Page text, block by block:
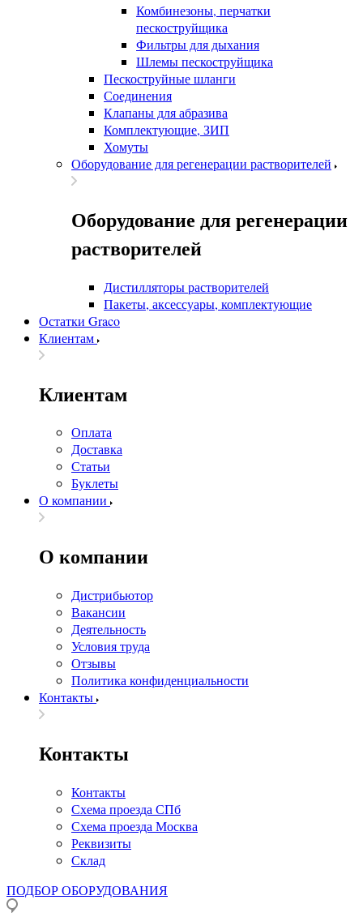
Комбинезоны, перчатки
пескоструйщика
Фильтры для дыхания
Шлемы пескоструйщика
Пескоструйные шланги
Соединения
Клапаны для абразива
Комплектующие, ЗИП
Хомуты
Оборудование для регенерации растворителей
Оборудование для регенерации
растворителей
Дистилляторы растворителей
Пакеты, аксессуары, комплектующие
Остатки Graco
Клиентам
Клиентам
Оплата
Доставка
Статьи
Буклеты
О компании
О компании
Дистрибьютор
Вакансии
Деятельность
Условия труда
Отзывы
Политика конфиденциальности
Контакты
Контакты
Контакты
Схема проезда СПб
Схема проезда Москва
Реквизиты
Склад
ПОДБОР ОБОРУДОВАНИЯ